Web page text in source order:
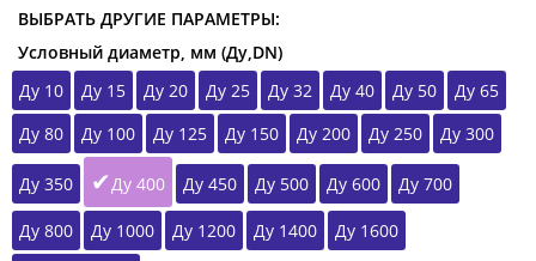
ВЫБРАТЬ ДРУГИЕ ПАРАМЕТРЫ:
Условный диаметр, мм (Ду,DN)
Ду 10
Ду 15 Ду 20 Ду 25 Ду 32 Ду 40 Ду 50
Ду 65
Ду 80
Ду 100 Ду 125 Ду 150 Ду 200 Ду 250 Ду 300
Ду 350 Ду 400 Ду 450 Ду 500 Ду 600 Ду 700
Ду 800 Ду 1000 Ду 1200 Ду 1400
Ду 1600